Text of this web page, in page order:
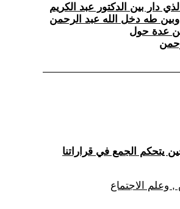
الذي دار بين الدكتور عبد الكريم
طه دخل الله عبد الرحمن
عدة حول
وعلم الاجتماع